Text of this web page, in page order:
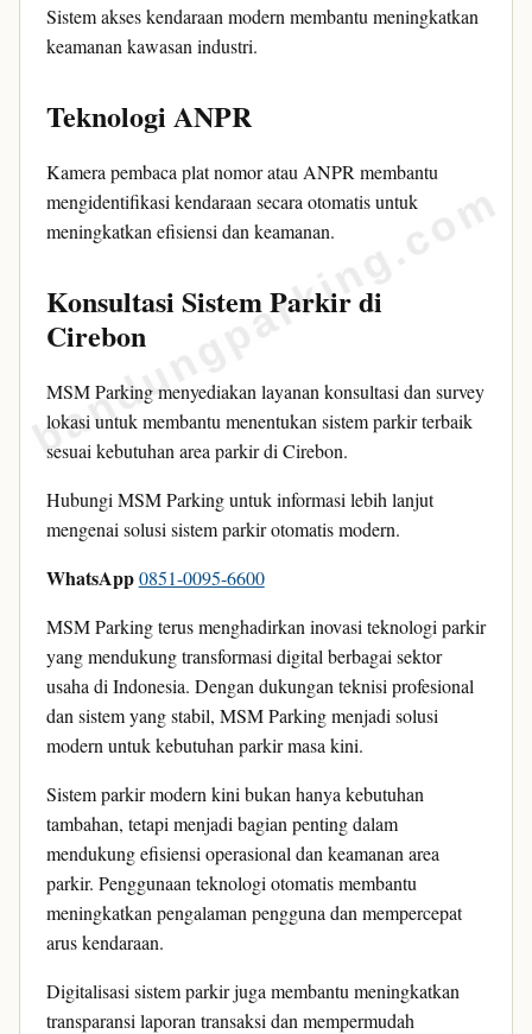
Sistem akses kendaraan modern membantu meningkatkan
keamanan kawasan industri.
Teknologi ANPR
Kamera pembaca plat nomor atau ANPR membantu
mengidentifikasi kendaraan secara otomatis untuk
meningkatkan efisiensi dan keamanan.
Konsultasi Sistem Parkir di
Cirebon
MSM Parking menyediakan layanan konsultasi dan survey
lokasi untuk membantu menentukan sistem parkir terbaik
sesuai kebutuhan area parkir di Cirebon.
Hubungi MSM Parking untuk informasi lebih lanjut
mengenai solusi sistem parkir otomatis modern.
WhatsApp 0851-0095-6600
MSM Parking terus menghadirkan inovasi teknologi parkir
yang mendukung transformasi digital berbagai sektor
usaha di Indonesia. Dengan dukungan teknisi profesional
dan sistem yang stabil, MSM Parking menjadi solusi
modern untuk kebutuhan parkir masa kini.
Sistem parkir modern kini bukan hanya kebutuhan
tambahan, tetapi menjadi bagian penting dalam
mendukung efisiensi operasional dan keamanan area
parkir. Penggunaan teknologi otomatis membantu
meningkatkan pengalaman pengguna dan mempercepat
arus kendaraan.
Digitalisasi sistem parkir juga membantu meningkatkan
transparansi laporan transaksi dan mempermudah
bandungparking.com